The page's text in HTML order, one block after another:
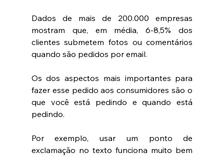
Dados de mais de 200.000 empresas
mostram que, em média, 6-8,5% dos
clientes submetem fotos ou comentários
quando são pedidos por email.
Os dos aspectos mais importantes para
fazer esse pedido aos consumidores são o
que você está pedindo e quando está
pedindo.
Por exemplo, usar um ponto de
exclamação no texto funciona muito bem